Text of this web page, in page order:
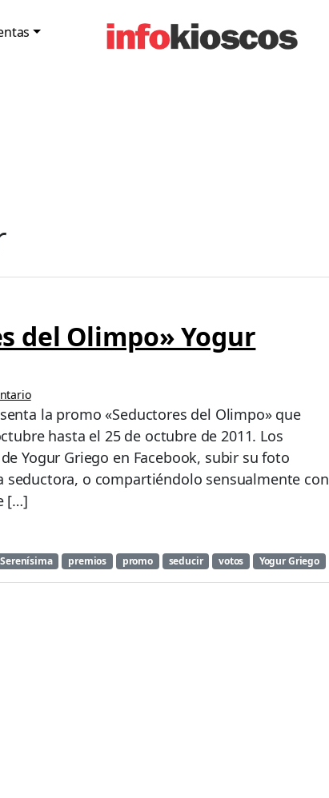
del Olimpo» Yogur
la promo «Seductores del Olimpo» que
hasta el 25 de octubre de 2011. Los
Yogur Griego en Facebook, subir su foto
o compartiéndolo sensualmente con
[…]
premios promo seducir votos Yogur Griego